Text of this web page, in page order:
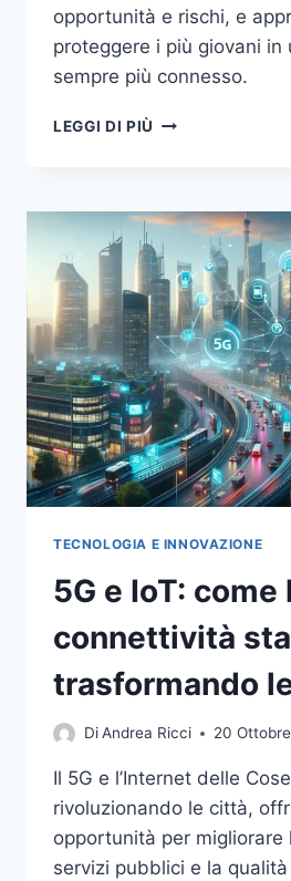
opportunità e rischi, e
proteggere i più giovani in
sempre più connesso.
LEGGI DI PIÙ 5G
DELLE
COMUNICAZIONI
MOBILI:
UN
VIAGGIO
NELLA
PRIVACY
E
TECNOLOGIA E INNOVAZIONE
5G e IoT: come
connettività sta
trasformando
DiAndrea Ricci 20
Il 5G e l’Internet delle
rivoluzionando le città,
opportunità per migliorare
servizi pubblici e la